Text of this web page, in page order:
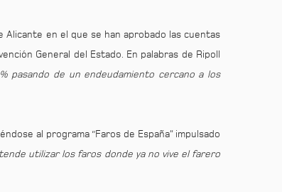
Alicante en el que se han aprobado las cuentas
General del Estado. En palabras de Ripoll
pasando de un endeudamiento cercano a los
al programa “Faros de España” impulsado
utilizar los faros donde ya no vive el farero